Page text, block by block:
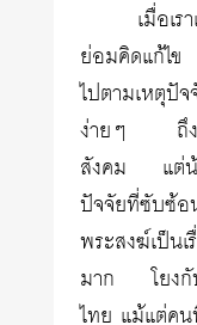
เมื่อเ
ย่อมคิดแก้ไข
ไปตามเหตุ
ง่ายๆ ถึงปั
สังคม แต่น้อ
ปัจจัยที่ซับซ้
พระสงฆ์เป็น
มาก โยงกั
ไทย แม้แต่ค